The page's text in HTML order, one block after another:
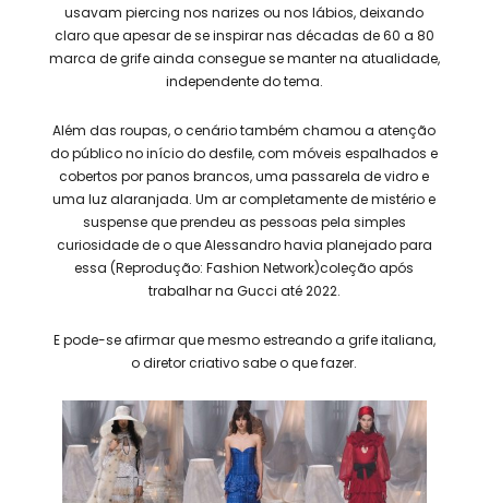
usavam piercing nos narizes ou nos lábios, deixando
claro que apesar de se inspirar nas décadas de 60 a 80
marca de grife ainda consegue se manter na atualidade,
independente do tema.
Além das roupas, o cenário também chamou a atenção
do público no início do desfile, com móveis espalhados e
cobertos por panos brancos, uma passarela de vidro e
uma luz alaranjada. Um ar completamente de mistério e
suspense que prendeu as pessoas pela simples
curiosidade de o que Alessandro havia planejado para
essa (Reprodução: Fashion Network)coleção após
trabalhar na Gucci até 2022.
E pode-se afirmar que mesmo estreando a grife italiana,
o diretor criativo sabe o que fazer.